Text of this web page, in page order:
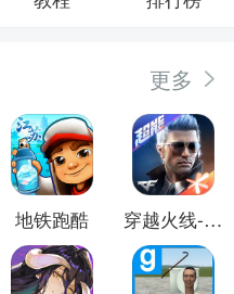
更多
地铁跑酷 穿越火线-枪战王者